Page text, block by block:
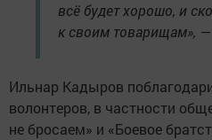
всё будет хорошо, и
к своим товарищам», —
Ильнар Кадыров
волонтеров, в частности
не бросаем» и «Боевое